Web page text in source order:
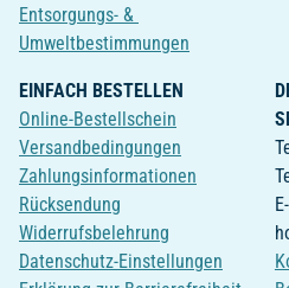
Entsorgungs- &
Umweltbestimmungen
EINFACH BESTELLEN
Online-Bestellschein
Versandbedingungen
Zahlungsinformationen
Rücksendung
Widerrufsbelehrung
Datenschutz-Einstellungen